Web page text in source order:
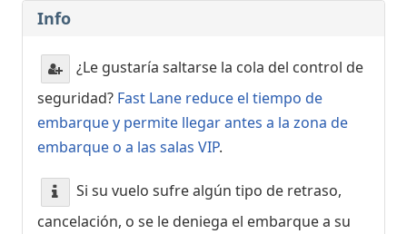
Info
¿Le gustaría saltarse la cola del control de
seguridad? Fast Lane reduce el tiempo de
embarque y permite llegar antes a la zona de
embarque o a las salas VIP.
Si su vuelo sufre algún tipo de retraso,
cancelación, o se le deniega el embarque a su